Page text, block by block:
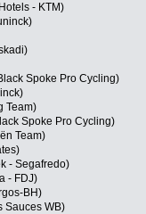
- KTM)
Spoke Pro Cycling)
Team)
Spoke Pro Cycling)
Team)
- Segafredo)
- FDJ)
BH)
Sauces WB)